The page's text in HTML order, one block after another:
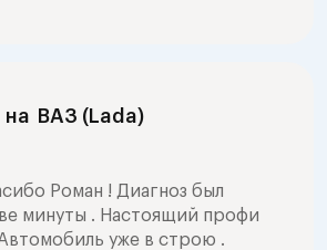
на ВАЗ (Lada)
Роман ! Диагноз был
минуты . Настоящий профи
уже в строю .